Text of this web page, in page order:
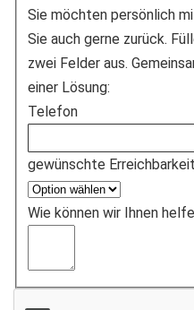
Sie möchten persönlich
Sie auch gerne zurück.
zwei Felder aus.
einer Lösung:
Telefon
gewünschte Erreichbarkeit
Wie können wir Ihnen